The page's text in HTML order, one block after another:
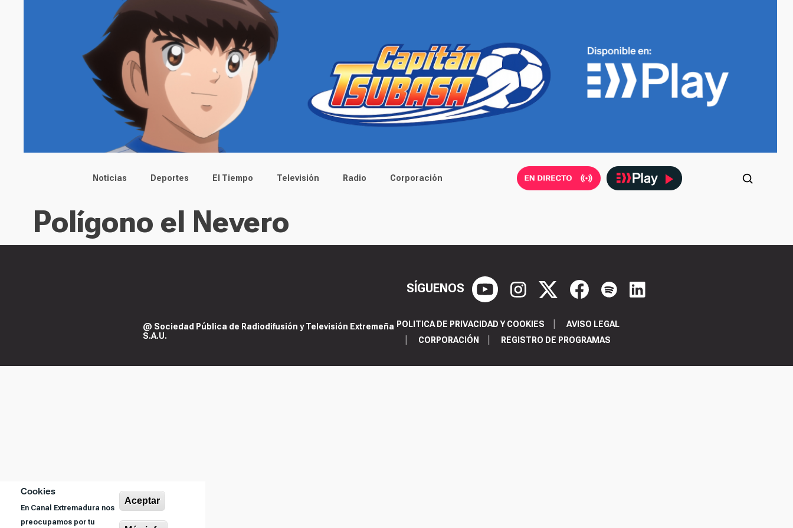
Cookies
En Canal Extremadura nos
preocupamos por tu
Aceptar
Main menu
Noticias Deportes El Tiempo Televisión Radio Corporación
Polígono el Nevero
SÍGUENOS
@ Sociedad Pública de Radiodifusión y Televisión Extremeña
S.A.U.
POLITICA DE PRIVACIDAD Y COOKIES
AVISO LEGAL
CORPORACIÓN
REGISTRO DE PROGRAMAS